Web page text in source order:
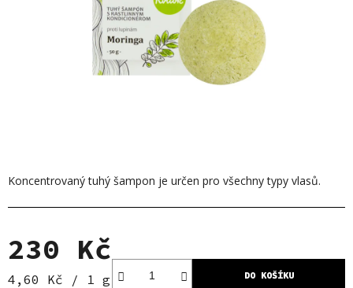
Koncentrovaný tuhý šampon je určen pro všechny typy vlasů.
230 Kč
Měrná cena:
4,60 Kč / 1 g DO KOŠÍKU